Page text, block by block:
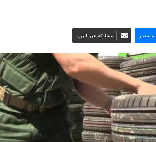
ماسنجر مشاركة عبر البريد